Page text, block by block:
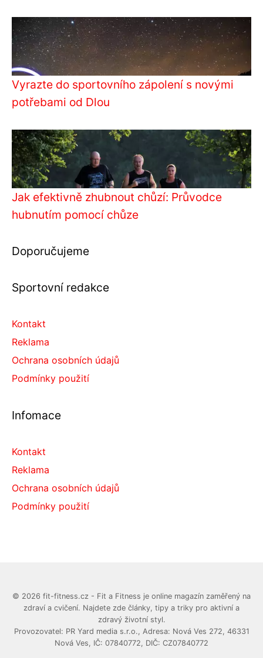
Vyrazte do sportovního zápolení s novými
potřebami od Dlou
Jak efektivně zhubnout chůzí: Průvodce
hubnutím pomocí chůze
Doporučujeme
Sportovní redakce
Kontakt
Reklama
Ochrana osobních údajů
Podmínky použití
Infomace
Kontakt
Reklama
Ochrana osobních údajů
Podmínky použití
© 2026 fit-fitness.cz - Fit a Fitness je online magazín zaměřený na
zdraví a cvičení. Najdete zde články, tipy a triky pro aktivní a
zdravý životní styl.
Provozovatel: PR Yard media s.r.o., Adresa: Nová Ves 272, 46331
Nová Ves, IČ: 07840772, DIČ: CZ07840772